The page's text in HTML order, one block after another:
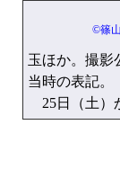
©篠
玉ほか。撮影
当時の表記。
25日（土）